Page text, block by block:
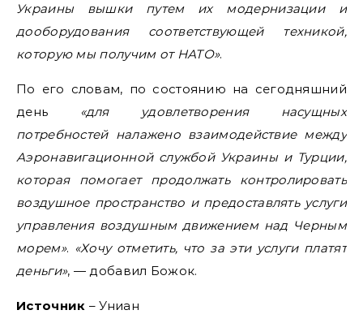
Украины вышки путем их модернизации и
дооборудования соответствующей техникой,
которую мы получим от НАТО».
По его словам, по состоянию на сегодняшний
день
«для удовлетворения насущных
потребностей налажено взаимодействие между
Аэронавигационной службой Украины и Турции,
которая помогает продолжать контролировать
воздушное пространство и предоставлять услуги
управления воздушным движением над Черным
морем». «Хочу отметить, что за эти услуги платят
деньги», — добавил Божок.
Источник – Униан